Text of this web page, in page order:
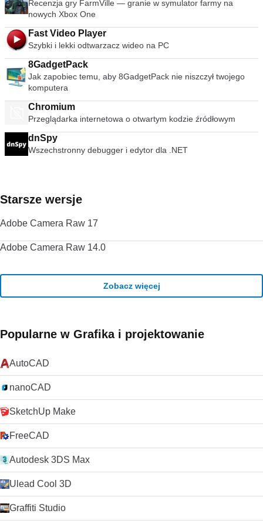
świecie.
Recenzja gry FarmVille — granie w symulator farmy na
nowych Xbox One
Fast Video Player
Szybki i lekki odtwarzacz wideo na PC
8GadgetPack
Jak zapobiec temu, aby 8GadgetPack nie niszczył twojego
komputera
Chromium
Przeglądarka internetowa o otwartym kodzie źródłowym
dnSpy
Wszechstronny debugger i edytor dla .NET
Starsze wersje
Adobe Camera Raw 17
Adobe Camera Raw 14.0
Zobacz więcej
Popularne w Grafika i projektowanie
AutoCAD
nanoCAD
SketchUp Make
FreeCAD
Autodesk 3DS Max
Ulead Cool 3D
Graffiti Studio